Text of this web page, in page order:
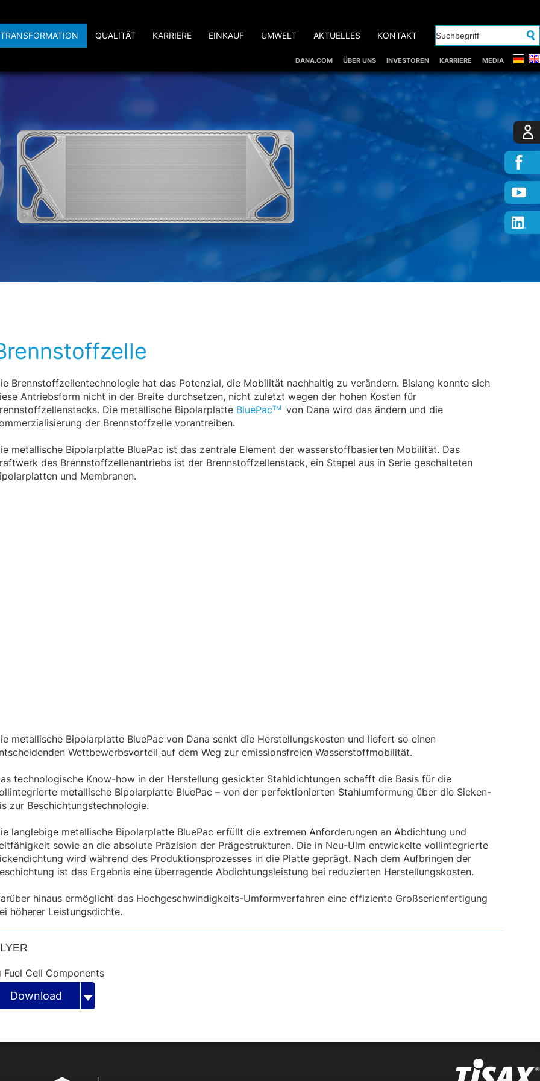
DANA.COM ÜBER UNS INVESTOREN KARRIERE MEDIA
TRANSFORMATION QUALITÄT KARRIERE EINKAUF UMWELT AKTUELLES KONTAKT
Brennstoffzellentechnologie hat das Potenzial, die Mobilität nachhaltig zu verändern. Bislang konnte sich
Antriebsform nicht in der Breite durchsetzen, nicht zuletzt wegen der hohen Kosten für
Die metallische Bipolarplatte BluePacTM
von Dana wird das ändern und die
der Brennstoffzelle vorantreiben.
metallische Bipolarplatte BluePac ist das zentrale Element der wasserstoffbasierten Mobilität. Das
des Brennstoffzellenantriebs ist der Brennstoffzellenstack, ein Stapel aus in Serie geschalteten
und Membranen.
metallische Bipolarplatte BluePac von Dana senkt die Herstellungskosten und liefert so einen
Wettbewerbsvorteil auf dem Weg zur emissionsfreien Wasserstoffmobilität.
technologische Know-how in der Herstellung gesickter Stahldichtungen schafft die Basis für die
metallische Bipolarplatte BluePac – von der perfektionierten Stahlumformung über die Sicken-
zur Beschichtungstechnologie.
langlebige metallische Bipolarplatte BluePac erfüllt die extremen Anforderungen an Abdichtung und
sowie an die absolute Präzision der Prägestrukturen. Die in Neu-Ulm entwickelte vollintegrierte
wird während des Produktionsprozesses in die Platte geprägt. Nach dem Aufbringen der
ist das Ergebnis eine überragende Abdichtungsleistung bei reduzierten Herstellungskosten.
hinaus ermöglicht das Hochgeschwindigkeits-Umformverfahren eine effiziente Großserienfertigung
höherer Leistungsdichte.
Fuel Cell Components
Download